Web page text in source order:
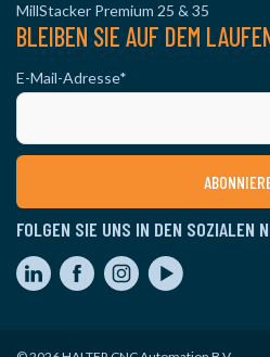
MillStacker Premium 25 & 35
BLEIBEN SIE AUF DEM
E-Mail-Adresse*
FOLGEN SIE UNS IN DEN SOZIALEN